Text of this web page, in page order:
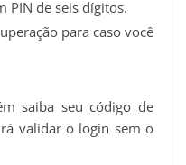
PIN de seis dígitos.
para caso você
saiba seu código de
validar o login sem o